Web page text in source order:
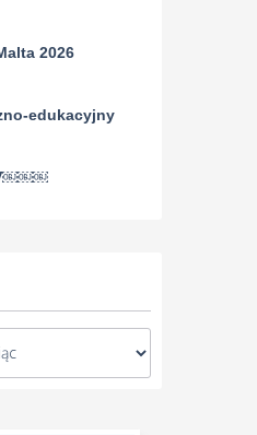
2026
edukacyjny